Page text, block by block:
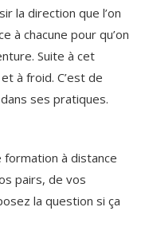
la direction que l’on
à chacune pour qu’on
Suite à cet
à froid. C’est de
ses pratiques.
à distance
pairs, de vos
la question si ça